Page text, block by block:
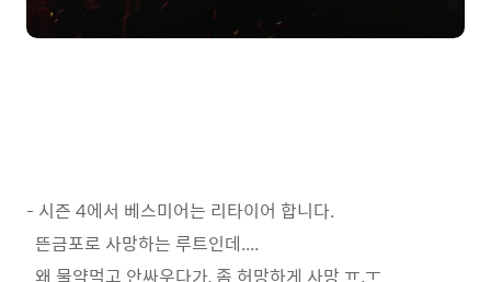
- 시즌 4에서 베스미어는 리타이어 합니다.
뜬금포로 사망하는 루트인데....
왜 물약먹고 안싸우다가, 좀 허망하게 사망 ㅠ.ㅜ